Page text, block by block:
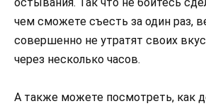
чем сможете съесть за один раз,
совершенно не утратят своих
через несколько часов.
А также можете посмотреть, как